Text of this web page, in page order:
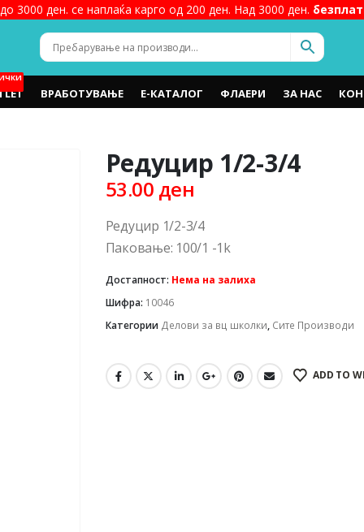
3000 ден. се наплаќа карго од 200 ден. Над 3000 ден.
ВРАБОТУВАЊЕ Е-КАТАЛОГ ФЛАЕРИ ЗА НАС
Редуцир 1/2-3/4
53.00 ден
Редуцир 1/2-3/4
Паковање: 100/1 -1k
Достапност: Нема на залиха
Шифра: 10046
Категории Делови за вц школки, Сите Производи
ADD TO